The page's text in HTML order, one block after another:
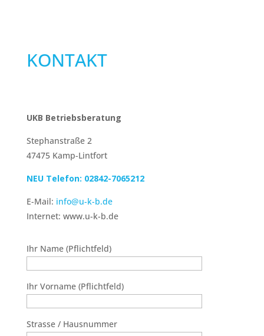
KONTAKT
UKB Betriebsberatung
Stephanstraße 2
47475 Kamp-Lintfort
NEU Telefon: 02842-7065212
E-Mail: info@u-k-b.de
Internet: www.u-k-b.de
Ihr Name (Pflichtfeld)
Ihr Vorname (Pflichtfeld)
Strasse / Hausnummer